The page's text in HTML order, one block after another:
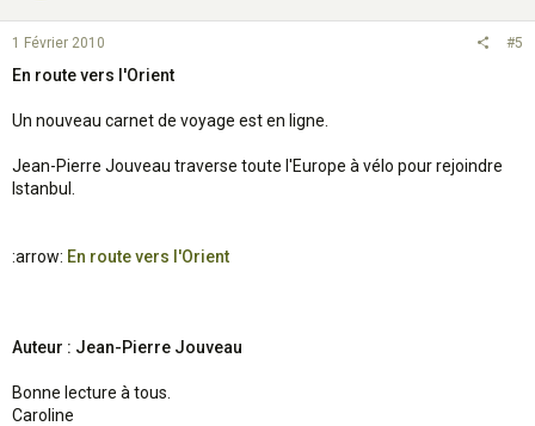
1 Février 2010 #5
En route vers l'Orient
Un nouveau carnet de voyage est en ligne.
Jean-Pierre Jouveau traverse toute l'Europe à vélo pour rejoindre
Istanbul.
:arrow: En route vers l'Orient
Auteur : Jean-Pierre Jouveau
Bonne lecture à tous.
Caroline